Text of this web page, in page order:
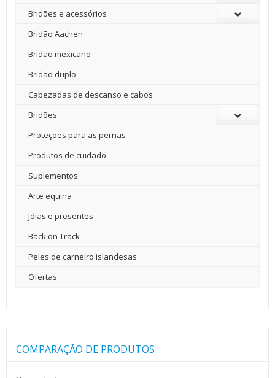
Bridões e acessórios
Bridão Aachen
Bridão mexicano
Bridão duplo
Cabezadas de descanso e cabos
Bridões
Proteções para as pernas
Produtos de cuidado
Suplementos
Arte equina
Jóias e presentes
Back on Track
Peles de carneiro islandesas
Ofertas
COMPARAÇÃO DE PRODUTOS